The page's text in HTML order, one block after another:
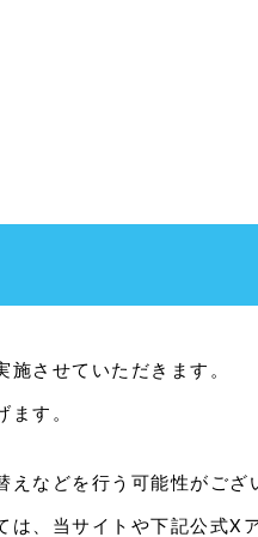
させていただきます。
す。
などを行う可能性がござ
、当サイトや下記公式X